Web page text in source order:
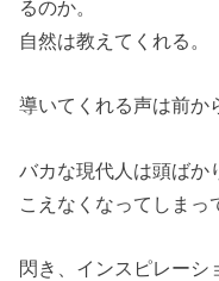
るのか。
自然は教えてくれる。
導いてくれる声は前か
バカな現代人は頭ばか
こえなくなってしまっ
閃き、インスピレーシ